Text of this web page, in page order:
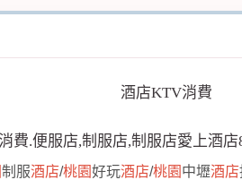
酒店KTV消費
制服酒店/桃園好玩酒店/桃園 中壢酒店